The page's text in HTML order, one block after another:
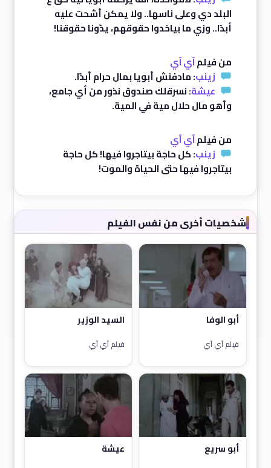
البلد دي وعلى ناسها.. ولا يمكن أشحت عليه
أبدًا.. وزي ما بياخدوا حقوقهم، يدّونا حقوقنا!
من فيلمآي آي
زينب: مادفنش أبويا بمال حرام أبدًا.
عيشة: نسرقلك صندوق نذور من أي جامع،
وأهو مال حلال مية في المية.
من فيلمآي آي
زينب: كل حاجة بيتاجروا فيها! كل حاجة
بيتاجروا فيها حتى الحياة والموت!
شخصيات أخرى من نفس الفيلم
أبو الوفا
فيلم آي آي
السيد الوزير
فيلم آي آي
أبو سريع عيشة